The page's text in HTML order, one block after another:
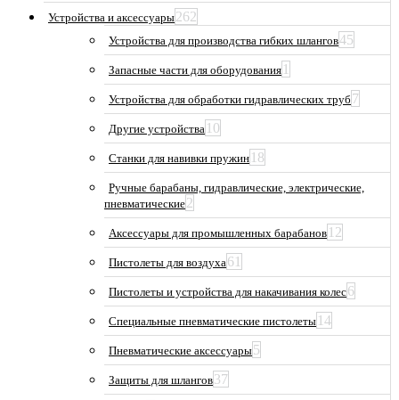
Устройства и аксессуары262
Устройства для производства гибких шлангов45
Запасные части для оборудования 1
Устройства для обработки гидравлических труб 7
Другие устройства 10
Станки для навивки пружин 18
Ручные барабаны, гидравлические, электрические,
пневматические2
Аксессуары для промышленных барабанов 12
Пистолеты для воздуха61
Пистолеты и устройства для накачивания колес6
Специальные пневматические пистолеты 14
Пневматические аксессуары5
Защиты для шлангов37